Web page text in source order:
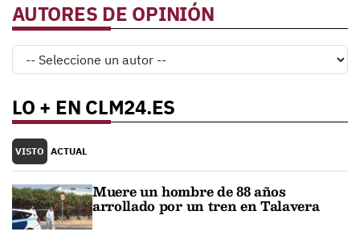
AUTORES DE OPINIÓN
LO + EN CLM24.ES
VISTO ACTUAL
Muere un hombre de 88 años
arrollado por un tren en Talavera